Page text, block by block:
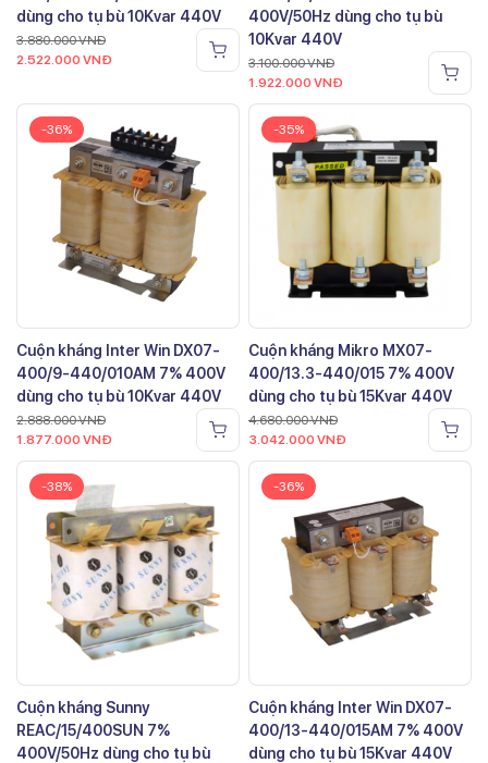
dùng cho tụ bù 10Kvar 440V
3.880.000VNĐ
2.522.000 VNĐ
400V/50Hz dùng cho tụ bù
10Kvar 440V
3.100.000VNĐ
1.922.000 VNĐ
-36%
Cuộn kháng Inter Win DX07-
400/9-440/010AM 7% 400V
dùng cho tụ bù 10Kvar 440V
2.888.000VNĐ
1.877.000 VNĐ
-35%
Cuộn kháng Mikro MX07-
400/13.3-440/015 7% 400V
dùng cho tụ bù 15Kvar 440V
4.680.000VNĐ
3.042.000 VNĐ
-38%
Cuộn kháng Sunny
REAC/15/400SUN 7%
400V/50Hz dùng cho tụ bù
-36%
Cuộn kháng Inter Win DX07-
400/13-440/015AM 7% 400V
dùng cho tụ bù 15Kvar 440V